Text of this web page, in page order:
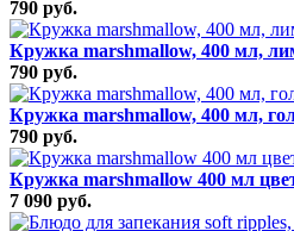
790 руб.
Кружка marshmallow, 400 мл,
790 руб.
Кружка marshmallow, 400 мл,
790 руб.
Кружка marshmallow 400 мл
7 090 руб.